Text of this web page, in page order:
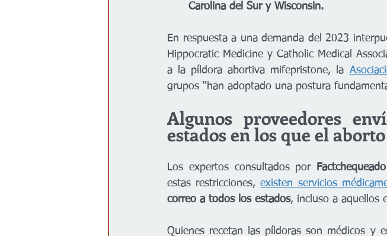
Carolina del Sur y Wisconsin.
En respuesta a una demanda del 2023
Hippocratic Medicine y Catholic Medical
a la píldora abortiva mifepristone, la
grupos “han adoptado una postura
Algunos proveedores
estados en los que el
Los expertos consultados por Factchequeado
estas restricciones, existen servicios
correo a todos los estados, incluso a aquellos
Quienes recetan las píldoras son médicos y